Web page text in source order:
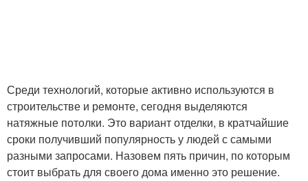
Среди технологий, которые активно используются в
строительстве и ремонте, сегодня выделяются
натяжные потолки. Это вариант отделки, в кратчайшие
сроки получивший популярность у людей с самыми
разными запросами. Назовем пять причин, по которым
стоит выбрать для своего дома именно это решение.